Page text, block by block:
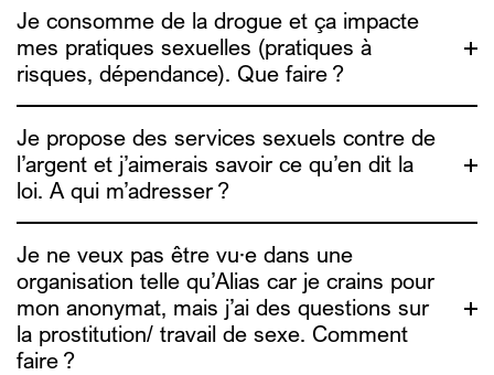
ici
lien ici
Je consomme de la drogue et ça impacte
mes pratiques sexuelles (pratiques à
risques, dépendance). Que faire ?
une étude sur le
Je propose des services sexuels contre de
l’argent et j’aimerais savoir ce qu’en dit la
loi. A qui m’adresser ?
info4escorts.be
UTSOPI
Je ne veux pas être vu·e dans une
organisation telle qu’Alias car je crains pour
mon anonymat, mais j’ai des questions sur
la prostitution/ travail de sexe. Comment
faire ?